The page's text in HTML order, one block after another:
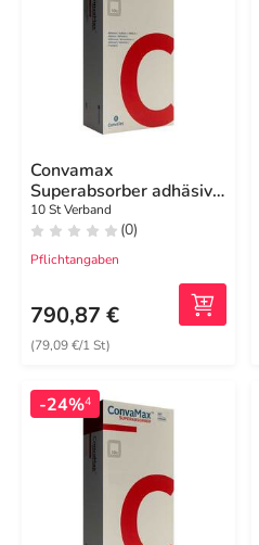
Convamax
Superabsorber adhäsiv
20x20 cm
10 St Verband
(0)
Pflichtangaben
790,87 €
(79,09 €/1 St)
-24%4